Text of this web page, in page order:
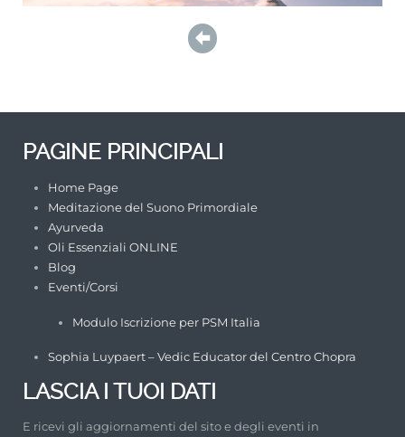
PAGINE PRINCIPALI
Home Page
Meditazione del Suono Primordiale
Ayurveda
Oli Essenziali ONLINE
Blog
Eventi/Corsi
Modulo Iscrizione per PSM Italia
Sophia Luypaert – Vedic Educator del Centro Chopra
LASCIA I TUOI DATI
E ricevi gli aggiornamenti del sito e degli eventi in